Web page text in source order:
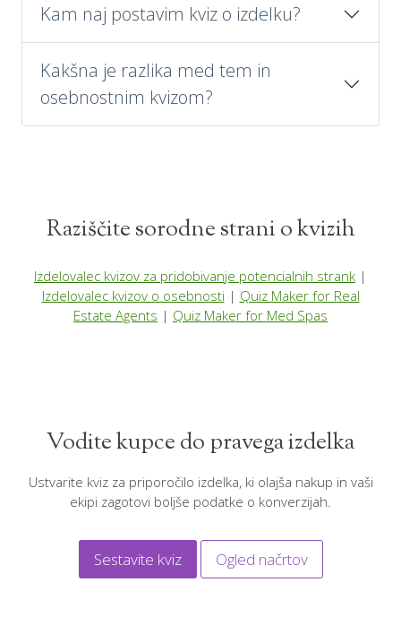
Kam naj postavim kviz o izdelku?
Kakšna je razlika med tem in
osebnostnim kvizom?
Raziščite sorodne strani o kvizih
Izdelovalec kvizov za pridobivanje potencialnih strank |
Izdelovalec kvizov o osebnosti| Quiz Maker for Real
Estate Agents | Quiz Maker for Med Spas
Vodite kupce do pravega izdelka
Ustvarite kviz za priporočilo izdelka, ki olajša nakup in vaši
ekipi zagotovi boljše podatke o konverzijah.
Sestavite kviz Ogled načrtov